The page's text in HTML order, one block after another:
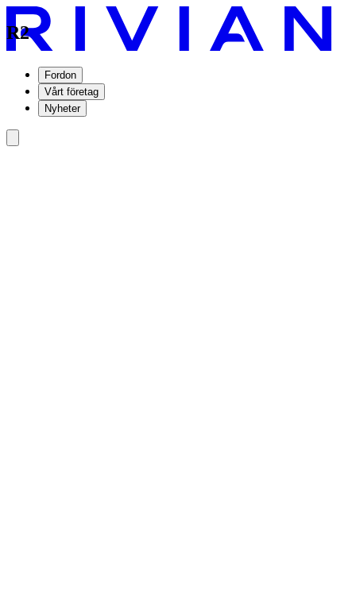
Fordon
Vårt företag
Nyheter
R2